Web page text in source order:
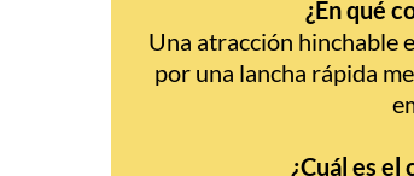
¿En qué
Una atracción hinchable
por una lancha rápida
¿Cuál es el